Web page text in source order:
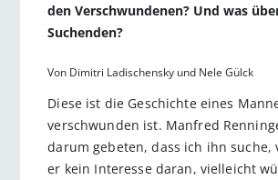
den Verschwundenen? Und was
Suchenden?
Von Dimitri Ladischensky und Nele Gülck
Diese ist die Geschichte eines
verschwunden ist. Manfred
darum gebeten, dass ich ihn suche,
er kein Interesse daran, vielleicht